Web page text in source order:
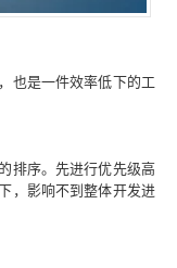
也是一件效率低下的工
排序。先进行优先级高
，影响不到整体开发进